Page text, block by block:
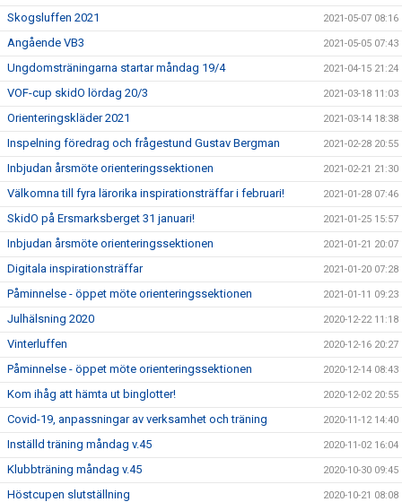
Skogsluffen 2021 2021-05-07 08:16
Angående VB3 2021-05-05 07:43
Ungdomsträningarna startar måndag 19/4 2021-04-15 21:24
VOF-cup skidO lördag 20/3 2021-03-18 11:03
Orienteringskläder 2021 2021-03-14 18:38
Inspelning föredrag och frågestund Gustav Bergman 2021-02-28 20:55
Inbjudan årsmöte orienteringssektionen 2021-02-21 21:30
Välkomna till fyra lärorika inspirationsträffar i februari! 2021-01-28 07:46
SkidO på Ersmarksberget 31 januari! 2021-01-25 15:57
Inbjudan årsmöte orienteringssektionen 2021-01-21 20:07
Digitala inspirationsträffar 2021-01-20 07:28
Påminnelse - öppet möte orienteringssektionen 2021-01-11 09:23
Julhälsning 2020 2020-12-22 11:18
Vinterluffen 2020-12-16 20:27
Påminnelse - öppet möte orienteringssektionen 2020-12-14 08:43
Kom ihåg att hämta ut binglotter! 2020-12-02 20:55
Covid-19, anpassningar av verksamhet och träning 2020-11-12 14:40
Inställd träning måndag v.45 2020-11-02 16:04
Klubbträning måndag v.45 2020-10-30 09:45
Höstcupen slutställning 2020-10-21 08:08